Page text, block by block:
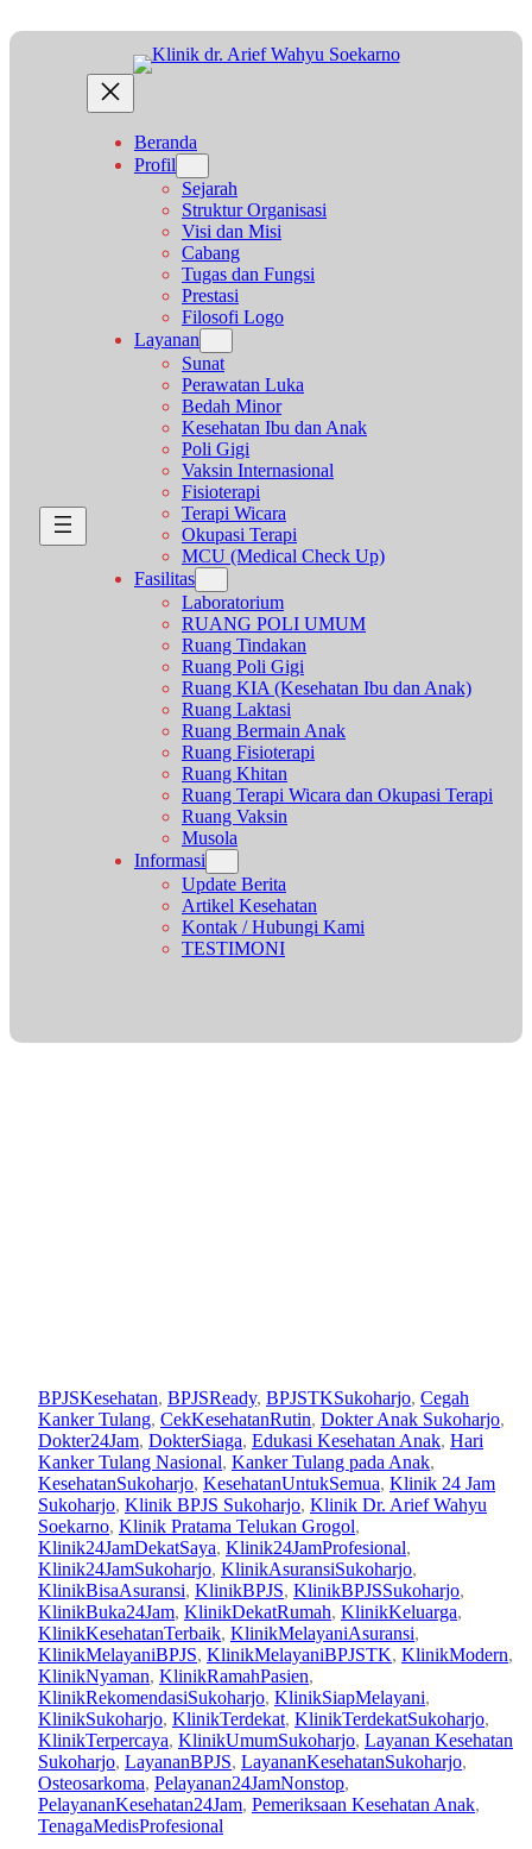
Beranda
Profil
Sejarah
Struktur Organisasi
Visi dan Misi
Cabang
Tugas dan Fungsi
Prestasi
Filosofi Logo
Layanan
Sunat
Perawatan Luka
Bedah Minor
Kesehatan Ibu dan Anak
Poli Gigi
Vaksin Internasional
Fisioterapi
Terapi Wicara
Okupasi Terapi
MCU (Medical Check Up)
Fasilitas
Laboratorium
RUANG POLI UMUM
Ruang Tindakan
Ruang Poli Gigi
Ruang KIA (Kesehatan Ibu dan Anak)
Ruang Laktasi
Ruang Bermain Anak
Ruang Fisioterapi
Ruang Khitan
Ruang Terapi Wicara dan Okupasi Terapi
Ruang Vaksin
Musola
Informasi
Update Berita
Artikel Kesehatan
Kontak / Hubungi Kami
TESTIMONI
BPJSKesehatan, BPJSReady, BPJSTKSukoharjo, Cegah
Kanker Tulang, CekKesehatanRutin, Dokter Anak Sukoharjo
Dokter24Jam, DokterSiaga, Edukasi Kesehatan Anak, Hari
Kanker Tulang Nasional, Kanker Tulang pada Anak
KesehatanSukoharjo, KesehatanUntukSemua, Klinik 24 Jam
Sukoharjo, Klinik BPJS Sukoharjo, Klinik Dr. Arief Wahyu
Soekarno, Klinik Pratama Telukan Grogol
Klinik24JamDekatSaya, Klinik24JamProfesional
Klinik24JamSukoharjo, KlinikAsuransiSukoharjo
KlinikBisaAsuransi, KlinikBPJS, KlinikBPJSSukoharjo
KlinikBuka24Jam, KlinikDekatRumah, KlinikKeluarga
KlinikKesehatanTerbaik, KlinikMelayaniAsuransi
KlinikMelayaniBPJS, KlinikMelayaniBPJSTK, KlinikModern
KlinikNyaman, KlinikRamahPasien
KlinikRekomendasiSukoharjo, KlinikSiapMelayani
KlinikSukoharjo, KlinikTerdekat, KlinikTerdekatSukoharjo
KlinikTerpercaya, KlinikUmumSukoharjo, Layanan Kesehatan
Sukoharjo, LayananBPJS, LayananKesehatanSukoharjo
Osteosarkoma, Pelayanan24JamNonstop
PelayananKesehatan24Jam, Pemeriksaan Kesehatan Anak
TenagaMedisProfesional